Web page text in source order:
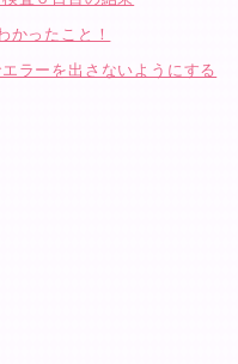
かったこと！
ラーを出さないようにする